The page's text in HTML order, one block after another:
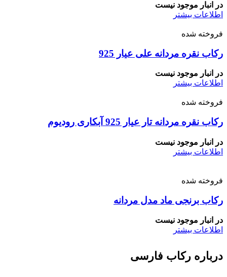
در انبار موجود نیست
اطلاعات بیشتر
فروخته شده
رکاب نقره مردانه علی عیار 925
در انبار موجود نیست
اطلاعات بیشتر
فروخته شده
رکاب نقره مردانه تار عیار 925 آبکاری رودیوم
در انبار موجود نیست
اطلاعات بیشتر
فروخته شده
رکاب برنجی ماد مدل مردانه
در انبار موجود نیست
اطلاعات بیشتر
درباره رکاب فارسی